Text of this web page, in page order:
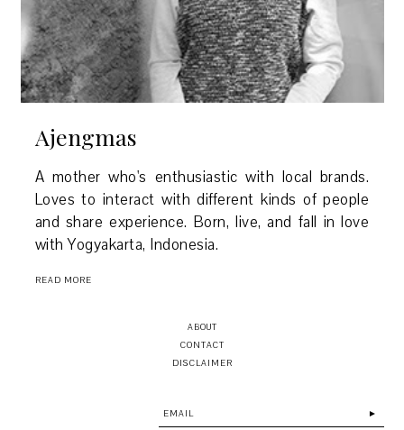
Ajengmas
A mother who's enthusiastic with local brands.
Loves to interact with different kinds of people
and share experience. Born, live, and fall in love
with Yogyakarta, Indonesia.
READ MORE
ABOUT
CONTACT
DISCLAIMER